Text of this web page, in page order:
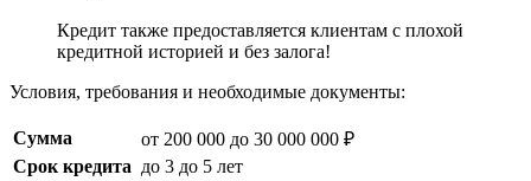
Кредит также предоставляется клиентам с плохой
кредитной историей и без залога!
Условия, требования и необходимые документы:
Сумма
от 200 000 до 30 000 000 ₽
Срок кредита до 3 до 5 лет